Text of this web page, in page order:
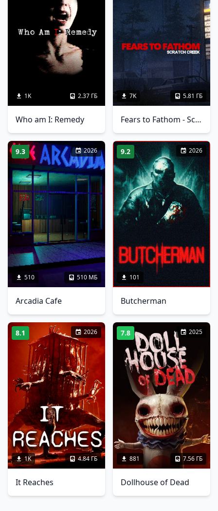
1K 2.37 ГБ
Who am I: Remedy
7K 5.81 ГБ
Fears to Fathom - Scratch Creek
9.3 2026
510 510 МБ
Arcadia Cafe
9.2 2026
101
Butcherman
8.1 2026
1K 4.84 ГБ
It Reaches
7.8 2025
881 7.56 ГБ
Dollhouse of Dead